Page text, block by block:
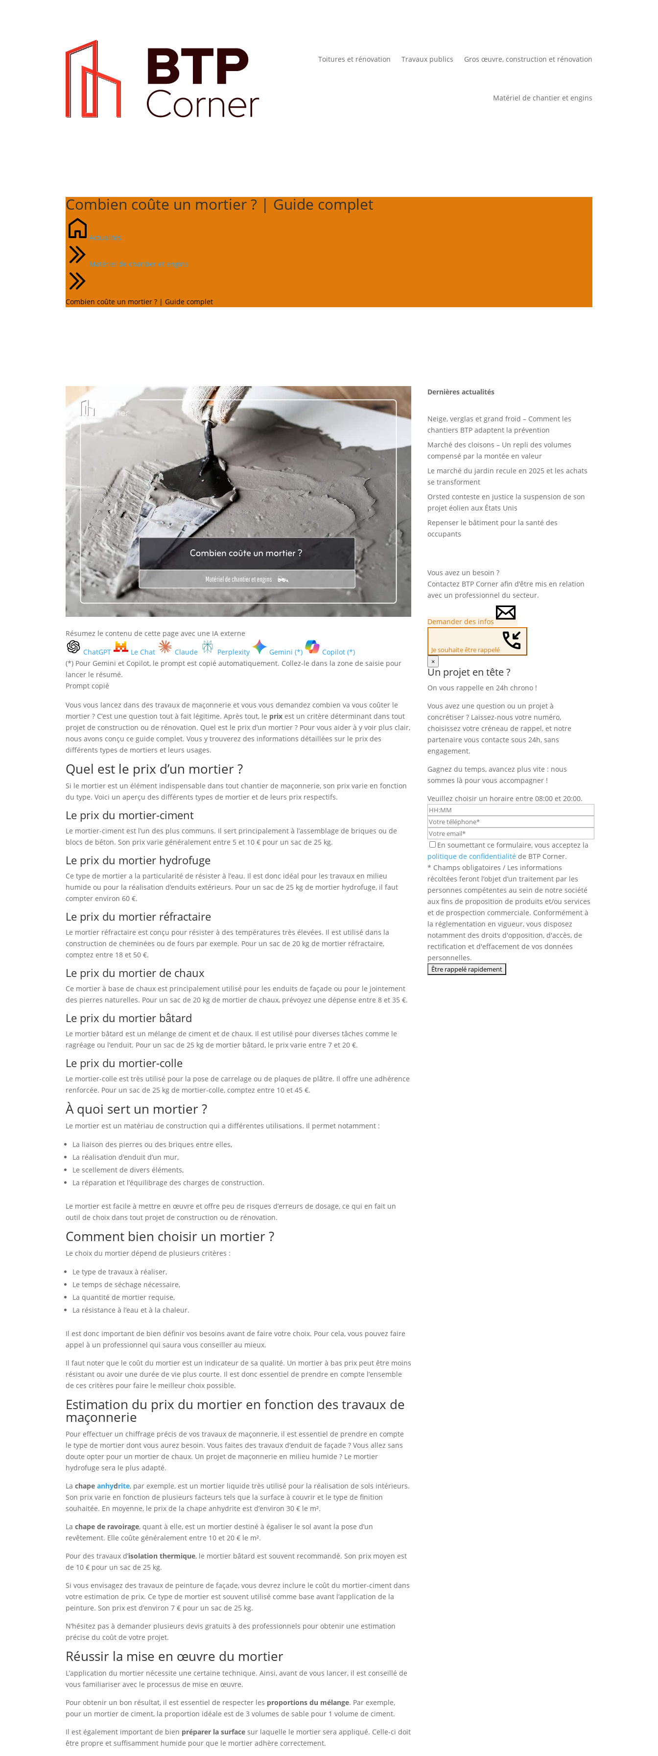
Toitures et rénovation Travaux publics Gros œuvre, construction et rénovation
Matériel de chantier et engins
Combien coûte un mortier ? | Guide complet
Actualités
Matériel de chantier et engins
Combien coûte un mortier ? | Guide complet
Résumez le contenu de cette page avec une IA externe
ChatGPT
Le Chat Claude Perplexity Gemini (*)
Copilot (*)
(*) Pour Gemini et Copilot, le prompt est copié automatiquement. Collez-le dans la zone de saisie pour
lancer le résumé.
Prompt copié
Vous vous lancez dans des travaux de maçonnerie et vous vous demandez combien va vous coûter le
mortier ? C’est une question tout à fait légitime. Après tout, le prix est un critère déterminant dans tout
projet de construction ou de rénovation. Quel est le prix d’un mortier ? Pour vous aider à y voir plus clair,
nous avons conçu ce guide complet. Vous y trouverez des informations détaillées sur le prix des
différents types de mortiers et leurs usages.
Quel est le prix d’un mortier ?
Si le mortier est un élément indispensable dans tout chantier de maçonnerie, son prix varie en fonction
du type. Voici un aperçu des différents types de mortier et de leurs prix respectifs.
Le prix du mortier-ciment
Le mortier-ciment est l’un des plus communs. Il sert principalement à l’assemblage de briques ou de
blocs de béton. Son prix varie généralement entre 5 et 10 € pour un sac de 25 kg.
Le prix du mortier hydrofuge
Ce type de mortier a la particularité de résister à l’eau. Il est donc idéal pour les travaux en milieu
humide ou pour la réalisation d’enduits extérieurs. Pour un sac de 25 kg de mortier hydrofuge, il faut
compter environ 60 €.
Le prix du mortier réfractaire
Le mortier réfractaire est conçu pour résister à des températures très élevées. Il est utilisé dans la
construction de cheminées ou de fours par exemple. Pour un sac de 20 kg de mortier réfractaire,
comptez entre 18 et 50 €.
Le prix du mortier de chaux
Ce mortier à base de chaux est principalement utilisé pour les enduits de façade ou pour le jointement
des pierres naturelles. Pour un sac de 20 kg de mortier de chaux, prévoyez une dépense entre 8 et 35 €.
Le prix du mortier bâtard
Le mortier bâtard est un mélange de ciment et de chaux. Il est utilisé pour diverses tâches comme le
ragréage ou l’enduit. Pour un sac de 25 kg de mortier bâtard, le prix varie entre 7 et 20 €.
Le prix du mortier-colle
Le mortier-colle est très utilisé pour la pose de carrelage ou de plaques de plâtre. Il offre une adhérence
renforcée. Pour un sac de 25 kg de mortier-colle, comptez entre 10 et 45 €.
À quoi sert un mortier ?
Le mortier est un matériau de construction qui a différentes utilisations. Il permet notamment :
La liaison des pierres ou des briques entre elles,
La réalisation d’enduit d’un mur,
Le scellement de divers éléments,
La réparation et l’équilibrage des charges de construction.
Le mortier est facile à mettre en œuvre et offre peu de risques d’erreurs de dosage, ce qui en fait un
outil de choix dans tout projet de construction ou de rénovation.
Comment bien choisir un mortier ?
Le choix du mortier dépend de plusieurs critères :
Le type de travaux à réaliser,
Le temps de séchage nécessaire,
La quantité de mortier requise,
La résistance à l’eau et à la chaleur.
Il est donc important de bien définir vos besoins avant de faire votre choix. Pour cela, vous pouvez faire
appel à un professionnel qui saura vous conseiller au mieux.
Il faut noter que le coût du mortier est un indicateur de sa qualité. Un mortier à bas prix peut être moins
résistant ou avoir une durée de vie plus courte. Il est donc essentiel de prendre en compte l’ensemble
de ces critères pour faire le meilleur choix possible.
Estimation du prix du mortier en fonction des travaux de
maçonnerie
Pour effectuer un chiffrage précis de vos travaux de maçonnerie, il est essentiel de prendre en compte
le type de mortier dont vous aurez besoin. Vous faites des travaux d’enduit de façade ? Vous allez sans
doute opter pour un mortier de chaux. Un projet de maçonnerie en milieu humide ? Le mortier
hydrofuge sera le plus adapté.
Lachapeanhydrite, par exemple, est un mortier liquide très utilisé pour la réalisation de sols intérieurs.
Son prix varie en fonction de plusieurs facteurs tels que la surface à couvrir et le type de finition
souhaitée. En moyenne, le prix de la chape anhydrite est d’environ 30 € le m².
Lachape de ravoirage, quant à elle, est un mortier destiné à égaliser le sol avant la pose d’un
revêtement. Elle coûte généralement entre 10 et 20 € le m².
Pour des travaux d’isolation thermique, le mortier bâtard est souvent recommandé. Son prix moyen est
de 10 € pour un sac de 25 kg.
Si vous envisagez des travaux de peinture de façade, vous devrez inclure le coût du mortier-ciment dans
votre estimation de prix. Ce type de mortier est souvent utilisé comme base avant l’application de la
peinture. Son prix est d’environ 7 € pour un sac de 25 kg.
N’hésitez pas à demander plusieurs devis gratuits à des professionnels pour obtenir une estimation
précise du coût de votre projet.
Réussir la mise en œuvre du mortier
L’application du mortier nécessite une certaine technique. Ainsi, avant de vous lancer, il est conseillé de
vous familiariser avec le processus de mise en œuvre.
Pour obtenir un bon résultat, il est essentiel de respecter les proportions du mélange. Par exemple,
pour un mortier de ciment, la proportion idéale est de 3 volumes de sable pour 1 volume de ciment.
Il est également important de bien préparer la surface sur laquelle le mortier sera appliqué. Celle-ci doit
être propre et suffisamment humide pour que le mortier adhère correctement.
Dernières actualités
Neige, verglas et grand froid – Comment les
chantiers BTP adaptent la prévention
Marché des cloisons – Un repli des volumes
compensé par la montée en valeur
Le marché du jardin recule en 2025 et les achats
se transforment
Orsted conteste en justice la suspension de son
projet éolien aux États Unis
Repenser le bâtiment pour la santé des
occupants
Vous avez un besoin ?
Contactez BTP Corner afin d’être mis en relation
avec un professionnel du secteur.
Demander des infos
Je souhaite être rappelé
×
Un projet en tête ?
On vous rappelle en 24h chrono !
Vous avez une question ou un projet à
concrétiser ? Laissez-nous votre numéro,
choisissez votre créneau de rappel, et notre
partenaire vous contacte sous 24h, sans
engagement.
Gagnez du temps, avancez plus vite : nous
sommes là pour vous accompagner !
Veuillez choisir un horaire entre 08:00 et 20:00.
En soumettant ce formulaire, vous acceptez la
politique de confidentialité de BTP Corner.
* Champs obligatoires / Les informations
récoltées feront l’objet d’un traitement par les
personnes compétentes au sein de notre société
aux fins de proposition de produits et/ou services
et de prospection commerciale. Conformément à
la réglementation en vigueur, vous disposez
notamment des droits d'opposition, d'accès, de
rectification et d'effacement de vos données
personnelles.